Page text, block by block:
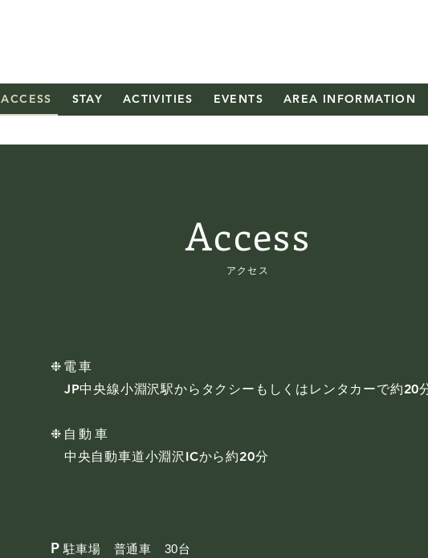
ACCESS STAY ACTIVITIES EVENTS AREA INFORMATION
Access
アクセス
❉電車
JP中央線小淵沢駅からタクシーもしくはレンタカーで約20
❉自動車
中央自動車道小淵沢ICから約20分
P駐車場 普通車 30台